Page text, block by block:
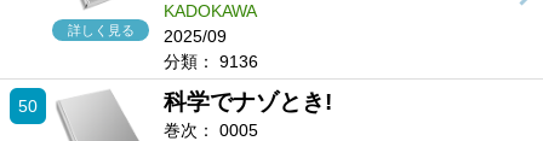
詳しく見る
KADOKAWA
2025/09
分類：
9136
50 科学でナゾとき!
巻次：
0005